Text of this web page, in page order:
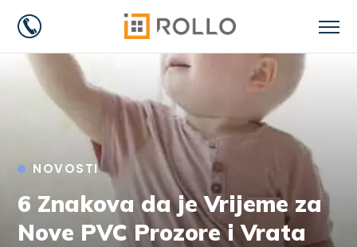
NOVOSTI
6 Znakova da je Vrijeme za
Nove PVC Prozore i Vrata